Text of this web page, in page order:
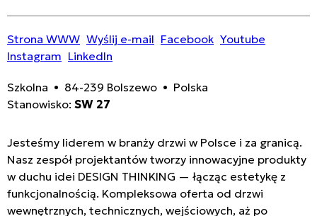
Strona WWW Wyślij e-mail Facebook Youtube
Instagram LinkedIn
Szkolna • 84-239 Bolszewo • Polska
Stanowisko: SW 27
Jesteśmy liderem w branży drzwi w Polsce i za granicą.
Nasz zespół projektantów tworzy innowacyjne produkty
w duchu idei DESIGN THINKING — łącząc estetykę z
funkcjonalnością. Kompleksowa oferta od drzwi
wewnętrznych, technicznych, wejściowych, aż po